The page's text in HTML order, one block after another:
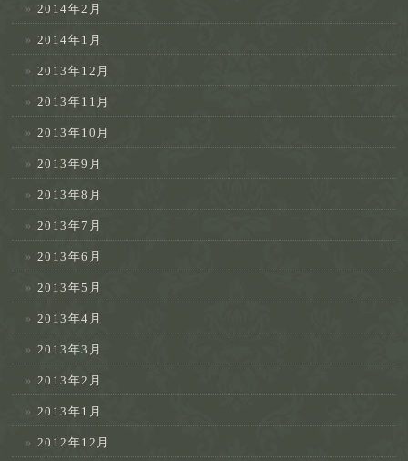
2014年2月
2014年1月
2013年12月
2013年11月
2013年10月
2013年9月
2013年8月
2013年7月
2013年6月
2013年5月
2013年4月
2013年3月
2013年2月
2013年1月
2012年12月